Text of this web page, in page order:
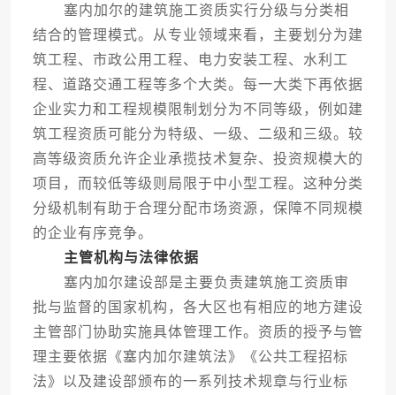
塞内加尔的建筑施工资质实行分级与分类相
结合的管理模式。从专业领域来看，主要划分为建
筑工程、市政公用工程、电力安装工程、水利工
程、道路交通工程等多个大类。每一大类下再依据
企业实力和工程规模限制划分为不同等级，例如建
筑工程资质可能分为特级、一级、二级和三级。较
高等级资质允许企业承揽技术复杂、投资规模大的
项目，而较低等级则局限于中小型工程。这种分类
分级机制有助于合理分配市场资源，保障不同规模
的企业有序竞争。
主管机构与法律依据
塞内加尔建设部是主要负责建筑施工资质审
批与监督的国家机构，各大区也有相应的地方建设
主管部门协助实施具体管理工作。资质的授予与管
理主要依据《塞内加尔建筑法》《公共工程招标
法》以及建设部颁布的一系列技术规章与行业标